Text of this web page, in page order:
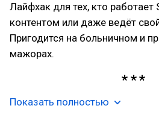
Лайфхак для тех, кто работает
контентом или даже ведёт
Пригодится на больничном и
мажорах.
Показать полностью